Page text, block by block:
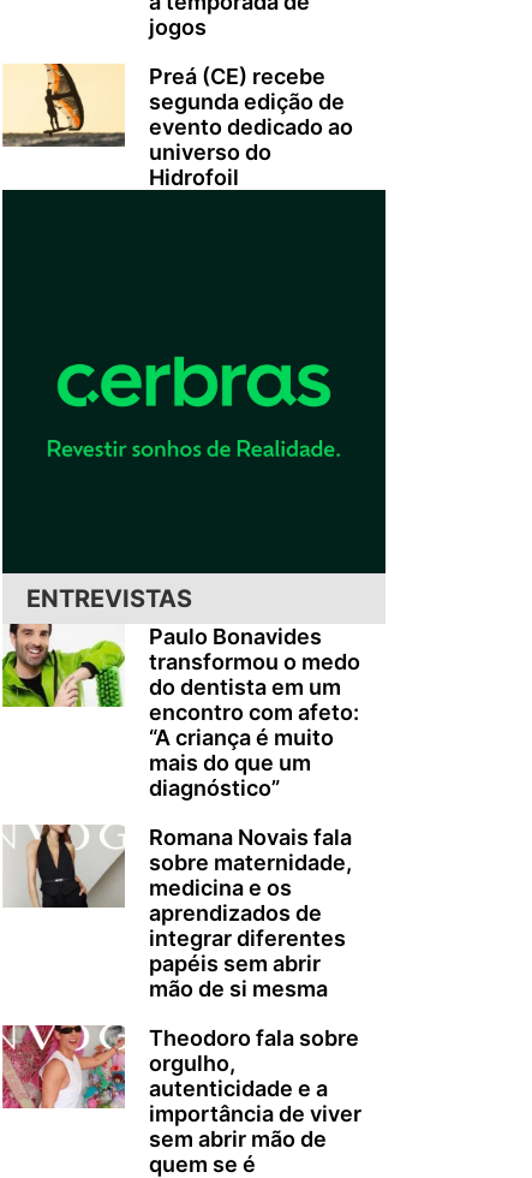
jogos
Preá (CE) recebe
segunda edição de
evento dedicado ao
universo do
Hidrofoil
ENTREVISTAS
Paulo Bonavides
transformou o medo
do dentista em um
encontro com afeto:
“A criança é muito
mais do que um
diagnóstico”
Romana Novais fala
sobre maternidade,
medicina e os
aprendizados de
integrar diferentes
papéis sem abrir
mão de si mesma
Theodoro fala sobre
orgulho,
autenticidade e a
importância de viver
sem abrir mão de
quem se é